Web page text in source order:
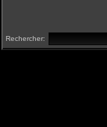
Rechercher: